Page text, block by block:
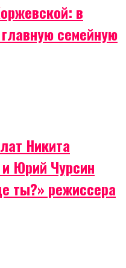
в
семейную
Никита
Юрий Чурсин
ты?» режиссера